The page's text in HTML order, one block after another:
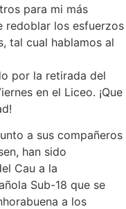
para mi más
redoblar los esfuerzos
tal cual hablamos al
por la retirada del
en el Liceo. ¡Que
a sus compañeros
han sido
Cau a la
Sub-18 que se
a los